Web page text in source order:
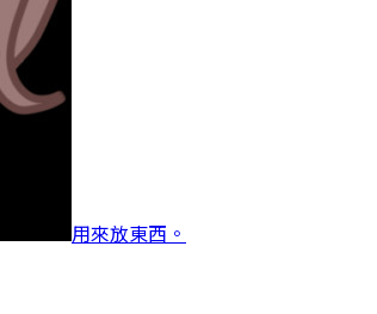
用來放東西。